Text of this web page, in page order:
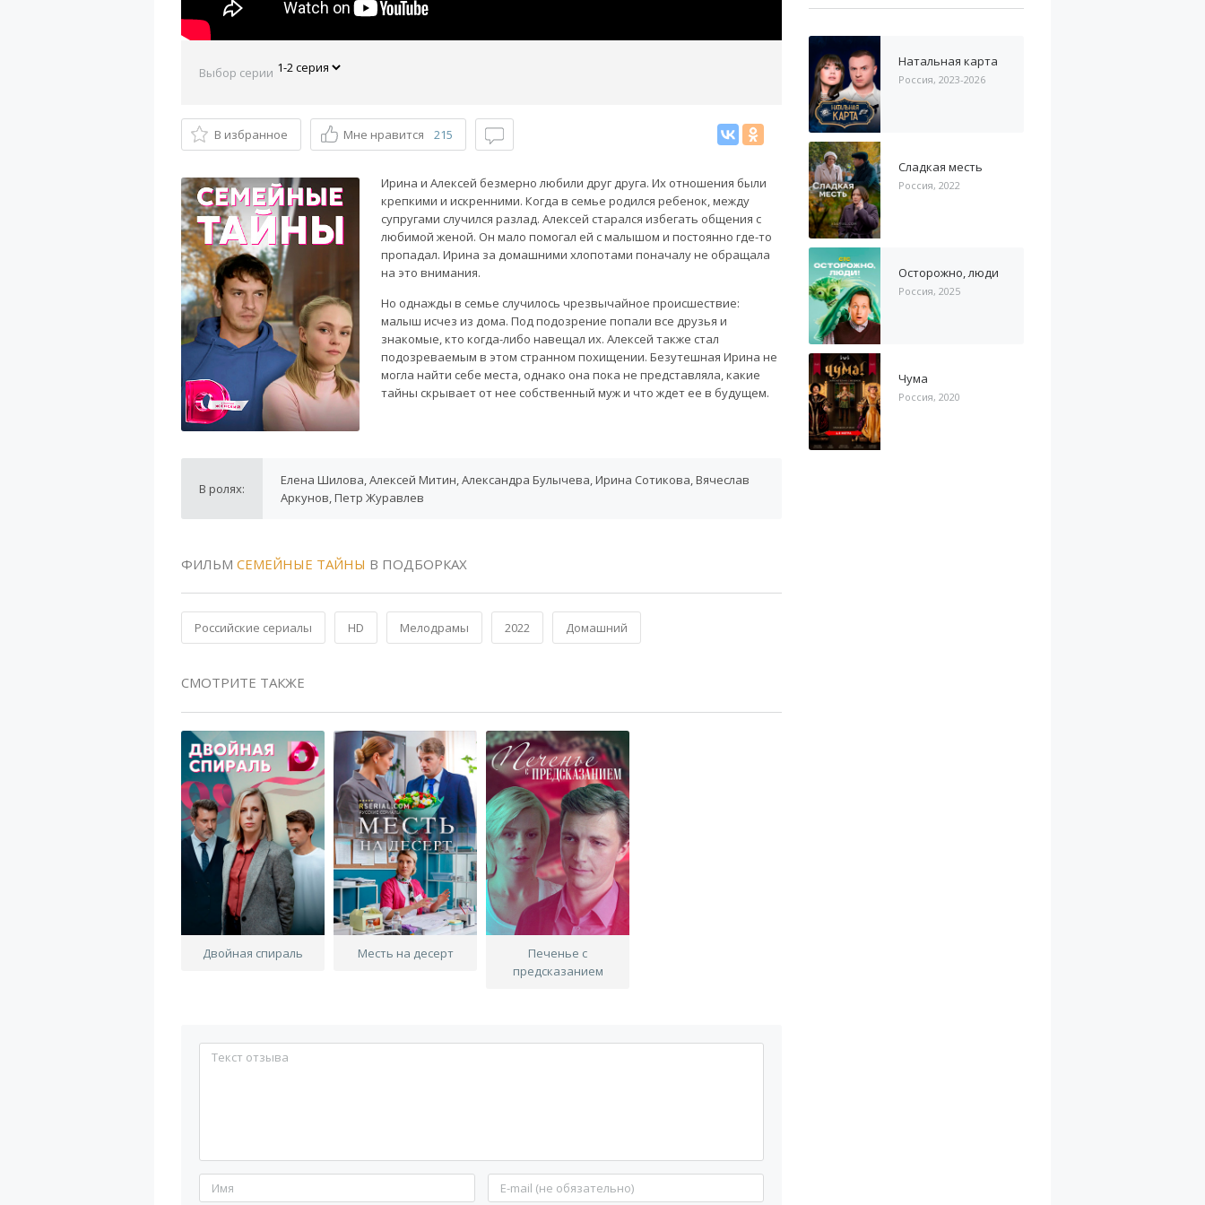
Выбор серии
В избранное Мне нравится 215
Ирина и Алексей безмерно любили друг друга. Их отношения были
крепкими и искренними. Когда в семье родился ребенок, между
супругами случился разлад. Алексей старался избегать общения с
любимой женой. Он мало помогал ей с малышом и постоянно где-то
пропадал. Ирина за домашними хлопотами поначалу не обращала
на это внимания.
Но однажды в семье случилось чрезвычайное происшествие:
малыш исчез из дома. Под подозрение попали все друзья и
знакомые, кто когда-либо навещал их. Алексей также стал
подозреваемым в этом странном похищении. Безутешная Ирина не
могла найти себе места, однако она пока не представляла, какие
тайны скрывает от нее собственный муж и что ждет ее в будущем.
В ролях:
Елена Шилова, Алексей Митин, Александра Булычева, Ирина Сотикова, Вячеслав
Аркунов, Петр Журавлев
ФИЛЬМ СЕМЕЙНЫЕ ТАЙНЫ В ПОДБОРКАХ
Российские сериалы HD Мелодрамы 2022 Домашний
СМОТРИТЕ ТАКЖЕ
Двойная спираль Месть на десерт
Печенье с
предсказанием
Натальная карта
Россия, 2023-2026
Сладкая месть
Россия, 2022
Осторожно, люди
Россия, 2025
Чума
Россия, 2020